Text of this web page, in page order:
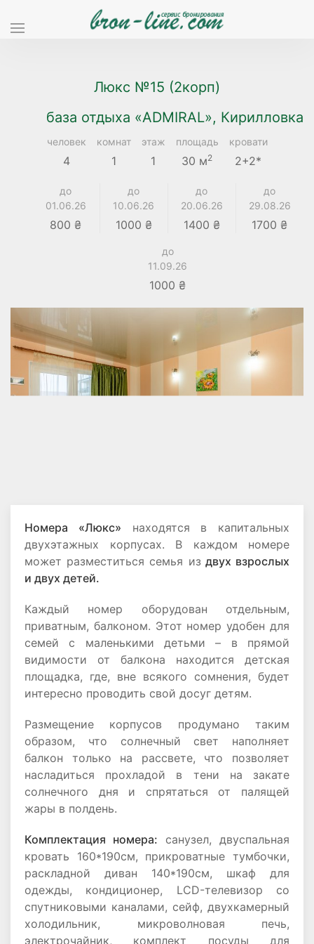
Люкс №15 (2корп)
база отдыха «ADMIRAL», Кирилловка
человек
4
комнат
1
этаж
1
площадь
30 м2
кровати
2+2*
до
01.06.26
800 ₴
до
10.06.26
1000 ₴
до
20.06.26
1400 ₴
до
29.08.26
1700 ₴
до
11.09.26
1000 ₴
Номера «Люкс» находятся в капитальных
двухэтажных корпусах. В каждом номере
может разместиться семья издвух взрослых
и двух детей.
Каждый номер оборудован отдельным,
приватным, балконом. Этот номер удобен для
семей с маленькими детьми – в прямой
видимости от балкона находится детская
площадка, где, вне всякого сомнения, будет
интересно проводить свой досуг детям.
Размещение корпусов продумано таким
образом, что солнечный свет наполняет
балкон только на рассвете, что позволяет
насладиться прохладой в тени на закате
солнечного дня и спрятаться от палящей
жары в полдень.
Комплектация номера: санузел, двуспальная
кровать 160*190см, прикроватные тумбочки,
раскладной диван 140*190см, шкаф для
одежды, кондиционер, LCD-телевизор со
спутниковыми каналами, сейф, двухкамерный
холодильник, микроволновая печь,
электрочайник, комплект посуды для